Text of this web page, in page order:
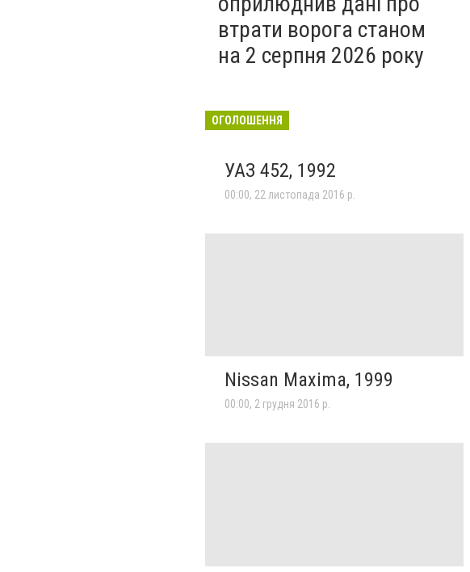
втрати ворога станом
на 2 серпня 2026 року
ОГОЛОШЕННЯ
УАЗ 452, 1992
00:00, 22 листопада 2016 р.
Nissan Maxima, 1999
00:00, 2 грудня 2016 р.